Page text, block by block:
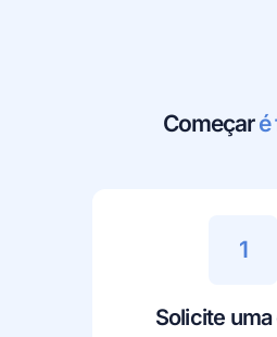
Começaré
1
Solicite